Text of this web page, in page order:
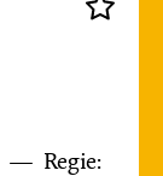
Regie: